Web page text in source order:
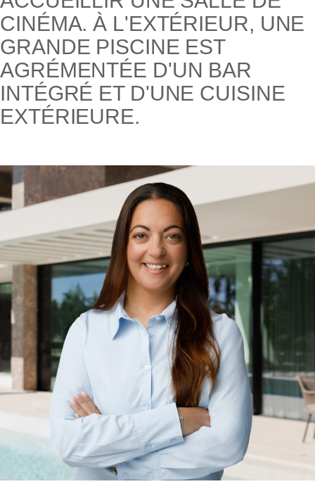
CINÉMA. À L'EXTÉRIEUR, UNE
GRANDE PISCINE EST
AGRÉMENTÉE D'UN BAR
INTÉGRÉ ET D'UNE CUISINE
EXTÉRIEURE.